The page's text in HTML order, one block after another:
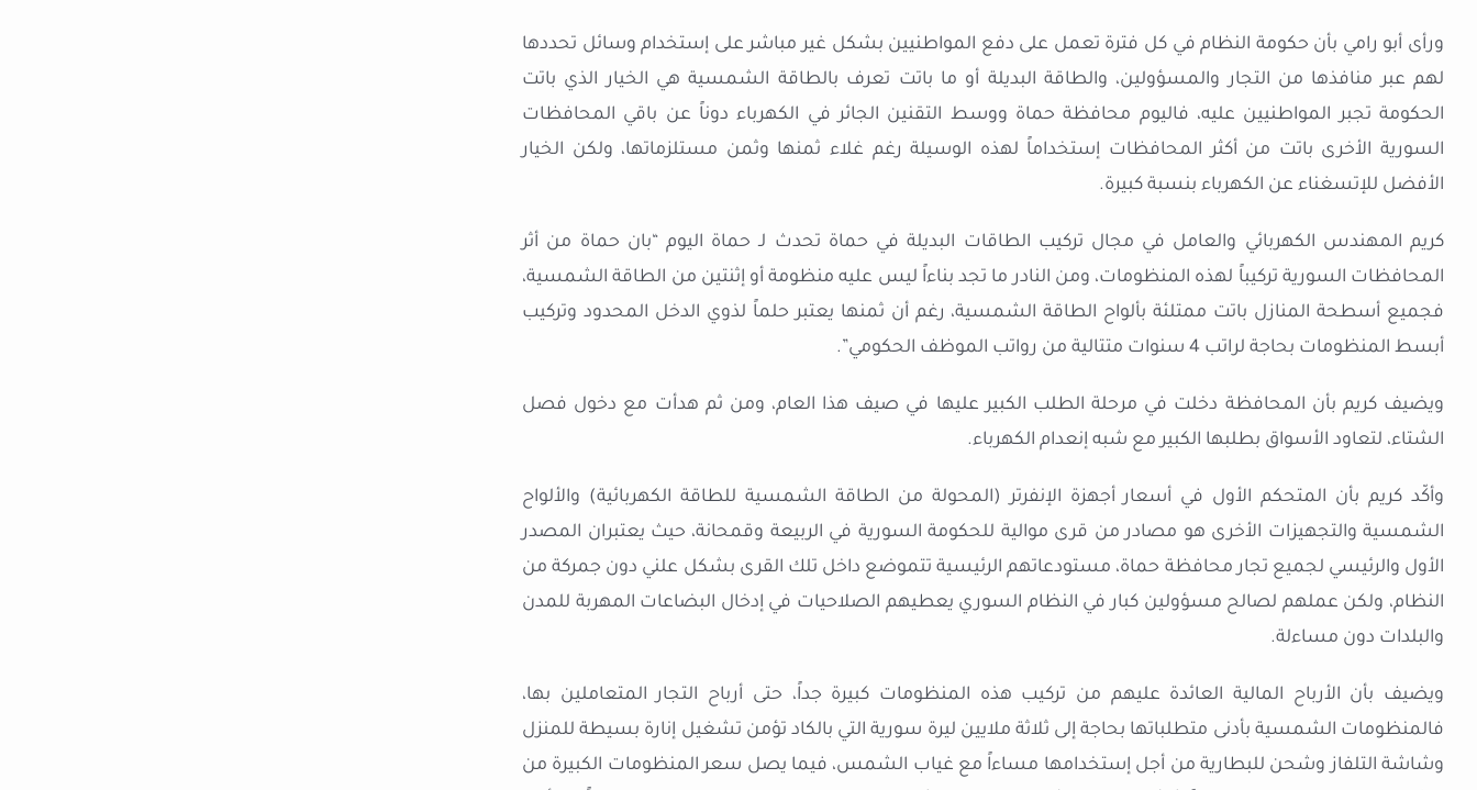
ورأى أبو رامي بأن حكومة النظام في كل فترة تعمل على دفع المواطنيين بشكل غير مباشر على إستخدام وسائل تحددها
لهم عبر منافذها من التجار والمسؤولين، والطاقة البديلة أو ما باتت تعرف بالطاقة الشمسية هي الخيار الذي باتت
الحكومة تجبر المواطنيين عليه، فاليوم محافظة حماة ووسط التقنين الجائر في الكهرباء دوناً عن باقي المحافظات
السورية الأخرى باتت من أكثر المحافظات إستخداماً لهذه الوسيلة رغم غلاء ثمنها وثمن مستلزماتها، ولكن الخيار
الأفضل للإتسغناء عن الكهرباء بنسبة كبيرة.
كريم المهندس الكهربائي والعامل في مجال تركيب الطاقات البديلة في حماة تحدث لـ حماة اليوم “بان حماة من أثر
المحافظات السورية تركيباً لهذه المنظومات، ومن النادر ما تجد بناءاً ليس عليه منظومة أو إثنتين من الطاقة الشمسية،
فجميع أسطحة المنازل باتت ممتلئة بألواح الطاقة الشمسية، رغم أن ثمنها يعتبر حلماً لذوي الدخل المحدود وتركيب
أبسط المنظومات بحاجة لراتب 4 سنوات متتالية من رواتب الموظف الحكومي”.
ويضيف كريم بأن المحافظة دخلت في مرحلة الطلب الكبير عليها في صيف هذا العام، ومن ثم هدأت مع دخول فصل
الشتاء، لتعاود الأسواق بطلبها الكبير مع شبه إنعدام الكهرباء.
وأكّد كريم بأن المتحكم الأول في أسعار أجهزة الإنفرتر (المحولة من الطاقة الشمسية للطاقة الكهربائية) والألواح
الشمسية والتجهيزات الأخرى هو مصادر من قرى موالية للحكومة السورية في الربيعة وقمحانة، حيث يعتبران المصدر
الأول والرئيسي لجميع تجار محافظة حماة، مستودعاتهم الرئيسية تتموضع داخل تلك القرى بشكل علني دون جمركة من
النظام، ولكن عملهم لصالح مسؤولين كبار في النظام السوري يعطيهم الصلاحيات في إدخال البضاعات المهربة للمدن
والبلدات دون مساءلة.
ويضيف بأن الأرباح المالية العائدة عليهم من تركيب هذه المنظومات كبيرة جداً، حتى أرباح التجار المتعاملين بها،
فالمنظومات الشمسية بأدنى متطلباتها بحاجة إلى ثلاثة ملايين ليرة سورية التي بالكاد تؤمن تشغيل إنارة بسيطة للمنزل
وشاشة التلفاز وشحن للبطارية من أجل إستخدامها مساءاً مع غياب الشمس، فيما يصل سعر المنظومات الكبيرة من